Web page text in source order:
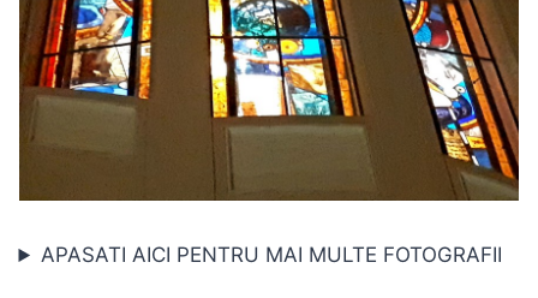
APASATI AICI PENTRU MAI MULTE FOTOGRAFII